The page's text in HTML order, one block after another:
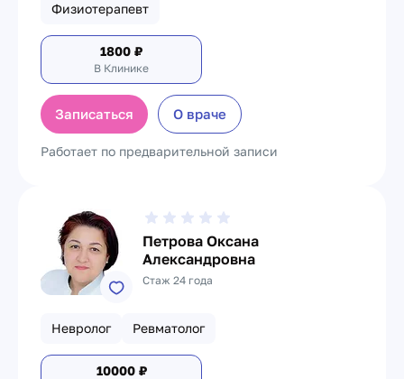
Физиотерапевт
1800 ₽
В Клинике
Записаться О враче
Работает по предварительной записи
Петрова Оксана
Александровна
Стаж 24 года
Невролог Ревматолог
10000₽